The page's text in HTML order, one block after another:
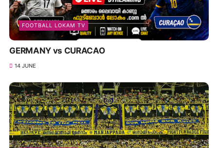
FOOTBALL LOKAM TV
GERMANY vs CURACAO
14 JUNE